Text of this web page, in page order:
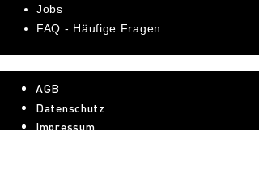
Jobs
FAQ - Häufige Fragen
AGB
Datenschutz
Impressum